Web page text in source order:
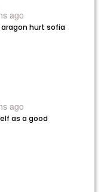
ago
hurt sofia
ago
as a good